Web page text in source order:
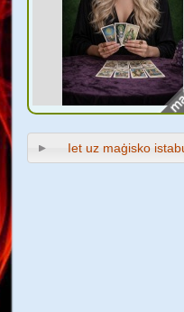
Iet uz maģisko